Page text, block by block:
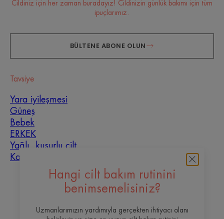
Hangi cilt bakım rutinini
benimsemelisiniz?
Uzmanlarımızın yardımıyla gerçekten ihtiyacı olanı
Cildiniz için her zaman buradayız! Cildinizin günlük bakımı için tüm
ipuçlarımız.
BÜLTENE ABONE OLUN
Tavsiye
Yara iyileşmesi
Güneş
Bebek
ERKEK
Yağlı, kusurlu cilt
Karma cilt
Hakkımızda